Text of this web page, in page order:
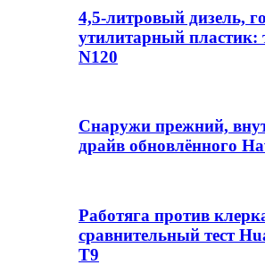
4,5-литровый дизель,
утилитарный пластик:
N120
Снаружи прежний,
драйв обновлённого
Работяга против
сравнительный тест
T9